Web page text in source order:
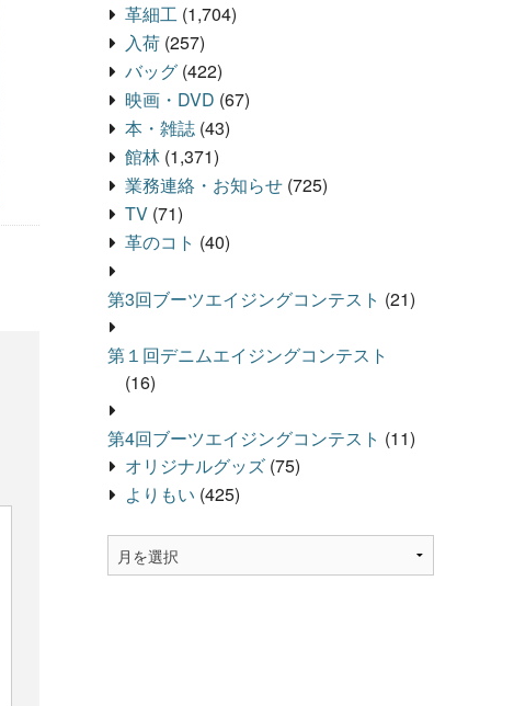
革細工 (1,704)
入荷 (257)
バッグ (422)
映画・DVD (67)
本・雑誌 (43)
館林 (1,371)
業務連絡・お知らせ (725)
TV (71)
革のコト (40)
第3回ブーツエイジングコンテスト (21)
第１回デニムエイジングコンテスト
(16)
第4回ブーツエイジングコンテスト (11)
オリジナルグッズ (75)
よりもい (425)